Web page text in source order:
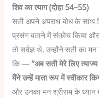
शिव का त्याग (दोहा 54–55)
सती अपने अपराध-बोध के साथ
प्रसंग बताने में संकोच किया और
तो सर्वज्ञ थे, उन्होंने सती का
कि —“अब सती मेरे लिए
मैंने उन्हें माता रूप में स्वीकार
और उनका मन श्रीराम के ध्यान